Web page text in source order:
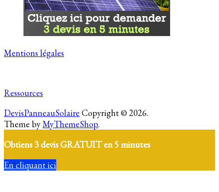
Mentions légales
Ressources
DevisPanneauSolaire Copyright © 2026.
Theme byMyThemeShop.
Obtiens 3 devis GRATUIT en 5 minutes
En cliquant ici